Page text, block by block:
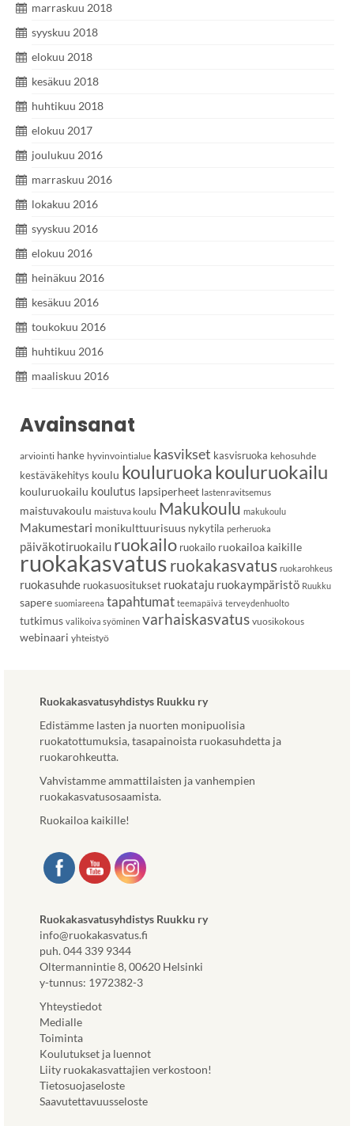
marraskuu 2018
syyskuu 2018
elokuu 2018
kesäkuu 2018
huhtikuu 2018
elokuu 2017
joulukuu 2016
marraskuu 2016
lokakuu 2016
syyskuu 2016
elokuu 2016
heinäkuu 2016
kesäkuu 2016
toukokuu 2016
huhtikuu 2016
maaliskuu 2016
Avainsanat
arviointi hanke hyvinvointialue kasvikset kasvisruoka kehosuhde
kestäväkehitys koulu kouluruokakouluruokailu
kouluruokailu koulutus lapsiperheet lastenravitsemus
maistuvakoulu maistuva koulu Makukoulu makukoulu
Makumestari monikulttuurisuus nykytila perheruoka
päiväkotiruokailu ruokailo ruokailo ruokailoa kaikille
ruokakasvatus ruokakasvatus ruokarohkeus
ruokasuhde ruokasuositukset ruokataju ruokaympäristö Ruukku
sapere suomiareena tapahtumat teemapäivä terveydenhuolto
tutkimus valikoiva syöminen varhaiskasvatus vuosikokous
webinaari yhteistyö
Ruokakasvatusyhdistys Ruukku ry
Edistämme lasten ja nuorten monipuolisia
ruokatottumuksia, tasapainoista ruokasuhdetta ja
ruokarohkeutta.
Vahvistamme ammattilaisten ja vanhempien
ruokakasvatusosaamista.
Ruokailoa kaikille!
Ruokakasvatusyhdistys Ruukku ry
info@ruokakasvatus.fi
puh. 044 339 9344
Oltermannintie 8, 00620 Helsinki
y-tunnus: 1972382-3
Yhteystiedot
Medialle
Toiminta
Koulutukset ja luennot
Liity ruokakasvattajien verkostoon!
Tietosuojaseloste
Saavutettavuusseloste